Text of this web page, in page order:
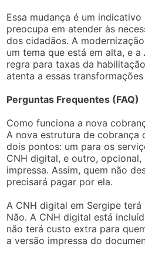
Essa mudança é um
preocupa em atender às
dos cidadãos. A
um tema que está em alta, e
regra para taxas da
atenta a essas transformações
Perguntas Frequentes (FAQ)
Como funciona a nova
A nova estrutura de cobrança
dois pontos: um para os
CNH digital, e outro, opcional,
impressa. Assim, quem não
precisará pagar por ela.
A CNH digital em Sergipe
Não. A CNH digital está
não terá custo extra para
a versão impressa do